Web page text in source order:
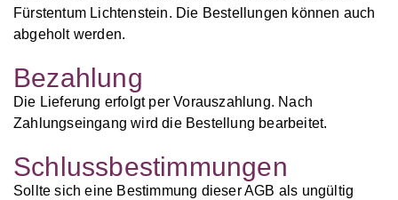
Fürstentum Lichtenstein. Die Bestellungen können auch
abgeholt werden.
Bezahlung
Die Lieferung erfolgt per Vorauszahlung. Nach
Zahlungseingang wird die Bestellung bearbeitet.
Schlussbestimmungen
Sollte sich eine Bestimmung dieser AGB als ungültig